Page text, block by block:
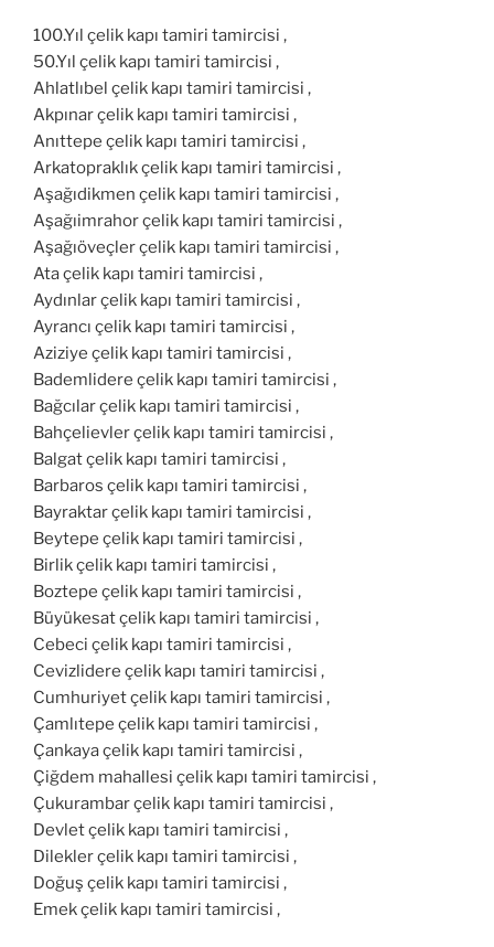
100.Yıl çelik kapı tamiri tamircisi ,
50.Yıl çelik kapı tamiri tamircisi ,
Ahlatlıbel çelik kapı tamiri tamircisi ,
Akpınar çelik kapı tamiri tamircisi ,
Anıttepe çelik kapı tamiri tamircisi ,
Arkatopraklık çelik kapı tamiri tamircisi ,
Aşağıdikmen çelik kapı tamiri tamircisi ,
Aşağıimrahor çelik kapı tamiri tamircisi ,
Aşağıöveçler çelik kapı tamiri tamircisi ,
Ata çelik kapı tamiri tamircisi ,
Aydınlar çelik kapı tamiri tamircisi ,
Ayrancı çelik kapı tamiri tamircisi ,
Aziziye çelik kapı tamiri tamircisi ,
Bademlidere çelik kapı tamiri tamircisi ,
Bağcılar çelik kapı tamiri tamircisi ,
Bahçelievler çelik kapı tamiri tamircisi ,
Balgat çelik kapı tamiri tamircisi ,
Barbaros çelik kapı tamiri tamircisi ,
Bayraktar çelik kapı tamiri tamircisi ,
Beytepe çelik kapı tamiri tamircisi ,
Birlik çelik kapı tamiri tamircisi ,
Boztepe çelik kapı tamiri tamircisi ,
Büyükesat çelik kapı tamiri tamircisi ,
Cebeci çelik kapı tamiri tamircisi ,
Cevizlidere çelik kapı tamiri tamircisi ,
Cumhuriyet çelik kapı tamiri tamircisi ,
Çamlıtepe çelik kapı tamiri tamircisi ,
Çankaya çelik kapı tamiri tamircisi ,
Çiğdem mahallesi çelik kapı tamiri tamircisi ,
Çukurambar çelik kapı tamiri tamircisi ,
Devlet çelik kapı tamiri tamircisi ,
Dilekler çelik kapı tamiri tamircisi ,
Doğuş çelik kapı tamiri tamircisi ,
Emek çelik kapı tamiri tamircisi ,